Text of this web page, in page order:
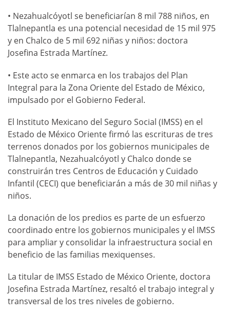
• Nezahualcóyotl se beneficiarían 8 mil 788 niños, en
Tlalnepantla es una potencial necesidad de 15 mil 975
y en Chalco de 5 mil 692 niñas y niños: doctora
Josefina Estrada Martínez.
• Este acto se enmarca en los trabajos del Plan
Integral para la Zona Oriente del Estado de México,
impulsado por el Gobierno Federal.
El Instituto Mexicano del Seguro Social (IMSS) en el
Estado de México Oriente firmó las escrituras de tres
terrenos donados por los gobiernos municipales de
Tlalnepantla, Nezahualcóyotl y Chalco donde se
construirán tres Centros de Educación y Cuidado
Infantil (CECI) que beneficiarán a más de 30 mil niñas y
niños.
La donación de los predios es parte de un esfuerzo
coordinado entre los gobiernos municipales y el IMSS
para ampliar y consolidar la infraestructura social en
beneficio de las familias mexiquenses.
La titular de IMSS Estado de México Oriente, doctora
Josefina Estrada Martínez, resaltó el trabajo integral y
transversal de los tres niveles de gobierno.